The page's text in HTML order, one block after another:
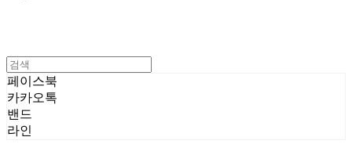
페이스북
카카오톡
밴드
라인